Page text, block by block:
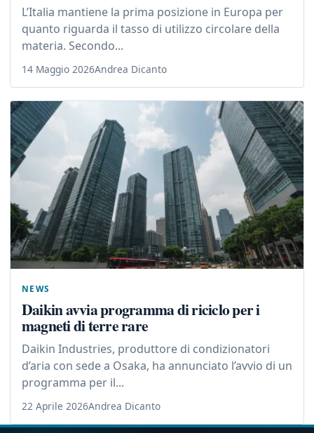
L’Italia mantiene la prima posizione in Europa per
quanto riguarda il tasso di utilizzo circolare della
materia. Secondo...
14 Maggio 2026Andrea Dicanto
NEWS
Daikin avvia programma di riciclo per i
magneti di terre rare
Daikin Industries, produttore di condizionatori
d’aria con sede a Osaka, ha annunciato l’avvio di un
programma per il...
22 Aprile 2026Andrea Dicanto